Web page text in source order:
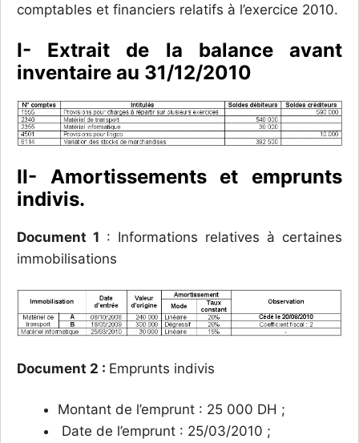
comptables et financiers relatifs à l’exercice 2010.
I- Extrait de la balance avant
inventaire au 31/12/2010
II- Amortissements et emprunts
indivis.
Document 1 : Informations relatives à certaines
immobilisations
Document 2 : Emprunts indivis
Montant de l’emprunt : 25 000 DH ;
Date de l’emprunt : 25/03/2010 ;